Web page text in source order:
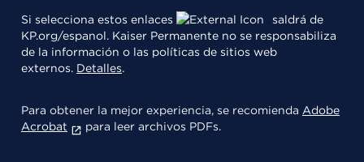
Si selecciona estos enlaces
saldrá de
KP.org/espanol. Kaiser Permanente no se responsabiliza
de la información o las políticas de sitios web
externos. Detalles.
Para obtener la mejor experiencia, se recomienda Adobe
Acrobat
para leer archivos PDFs.